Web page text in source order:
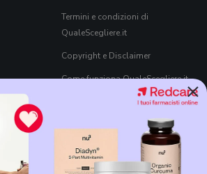
×
Termini e condizioni di
QualeScegliere.it
Copyright e Disclaimer
Come funziona QualeScegliere.it